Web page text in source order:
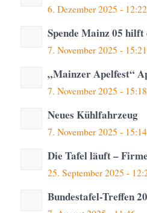
6. Dezember 2025 - 12:22
Spende Mainz 05 hilft
7. November 2025 - 15:21
„Mainzer Apelfest“
7. November 2025 - 15:18
Neues Kühlfahrzeug
7. November 2025 - 15:14
Die Tafel läuft –
25. September 2025 -
Bundestafel-Treffen